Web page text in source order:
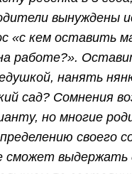
вынуждены
«с кем оставить
работе?».
нанять
сад? Сомнения
но многие
своего
сможет выдержать